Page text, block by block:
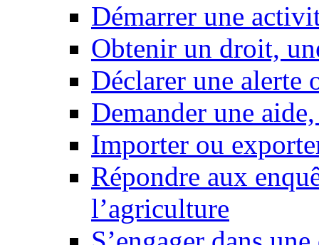
Démarrer une
Obtenir un droit,
Déclarer une alerte
Demander une
Importer ou
Répondre aux
l’agriculture